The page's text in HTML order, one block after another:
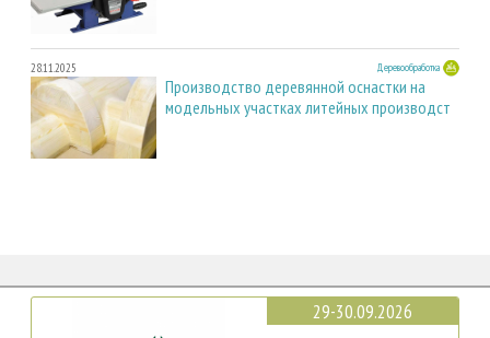
28.11.2025 Деревообработка
Производство деревянной оснастки на
модельных участках литейных производст
29-30.09.2026